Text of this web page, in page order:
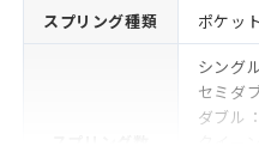
スプリング種類 ポケッ
シング
セミダ
ダブル